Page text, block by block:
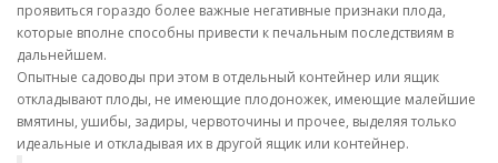
проявиться гораздо более важные негативные признаки плода,
которые вполне способны привести к печальным последствиям в
дальнейшем.
Опытные садоводы при этом в отдельный контейнер или ящик
откладывают плоды, не имеющие плодоножек, имеющие малейшие
вмятины, ушибы, задиры, червоточины и прочее, выделяя только
идеальные и откладывая их в другой ящик или контейнер.